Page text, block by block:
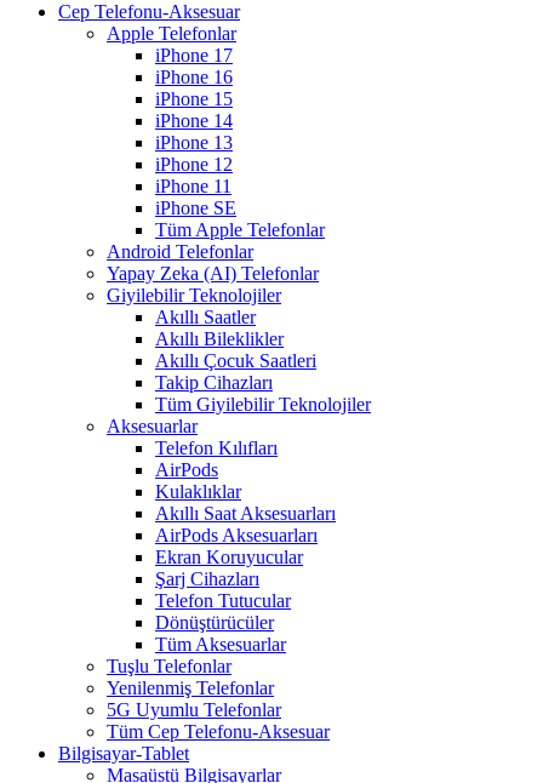
Cep Telefonu-Aksesuar
Apple Telefonlar
iPhone 17
iPhone 16
iPhone 15
iPhone 14
iPhone 13
iPhone 12
iPhone 11
iPhone SE
Tüm Apple Telefonlar
Android Telefonlar
Yapay Zeka (AI) Telefonlar
Giyilebilir Teknolojiler
Akıllı Saatler
Akıllı Bileklikler
Akıllı Çocuk Saatleri
Takip Cihazları
Tüm Giyilebilir Teknolojiler
Aksesuarlar
Telefon Kılıfları
AirPods
Kulaklıklar
Akıllı Saat Aksesuarları
AirPods Aksesuarları
Ekran Koruyucular
Şarj Cihazları
Telefon Tutucular
Dönüştürücüler
Tüm Aksesuarlar
Tuşlu Telefonlar
Yenilenmiş Telefonlar
5G Uyumlu Telefonlar
Tüm Cep Telefonu-Aksesuar
Bilgisayar-Tablet
Masaüstü Bilgisayarlar